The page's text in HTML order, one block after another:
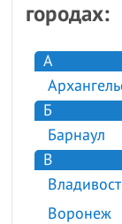
городах:
А
Б
Барнаул
В
Воронеж